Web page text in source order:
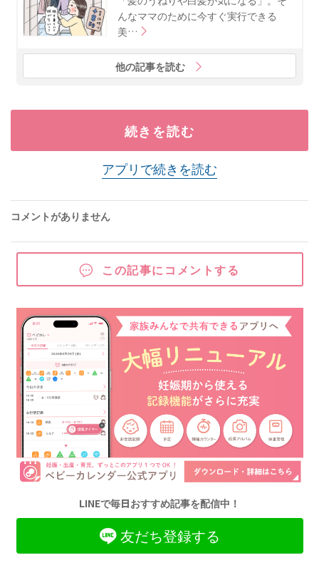
んなママのために今すぐ実行できる
美…
他の記事を読む
続きを読む
アプリで続きを読む
コメントがありません
この記事にコメントする
LINEで毎日おすすめ記事を配信中！
友だち登録する